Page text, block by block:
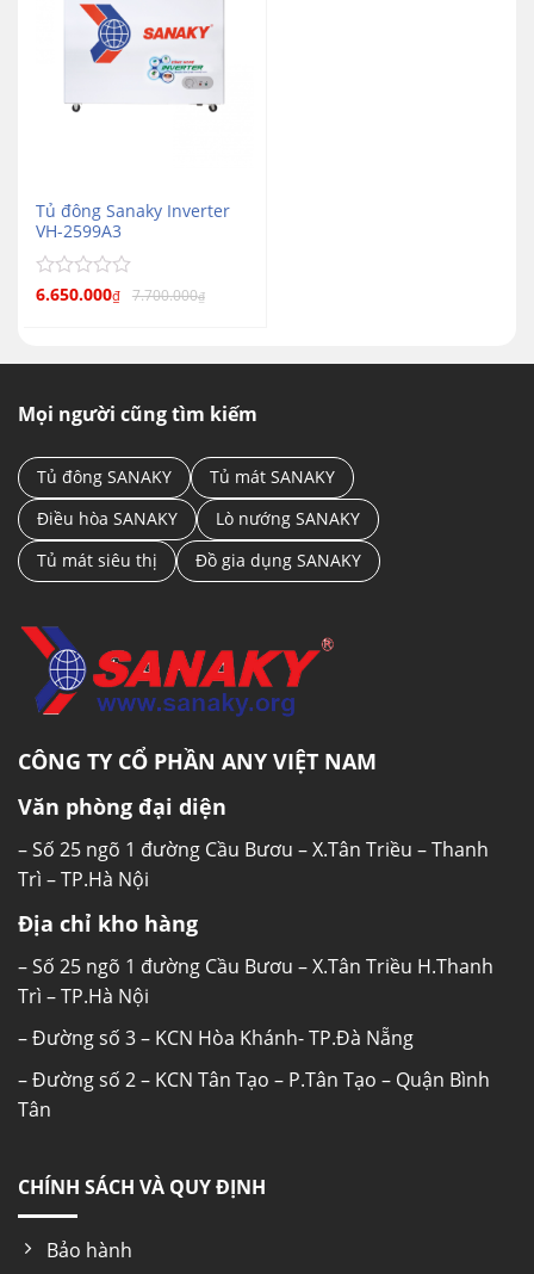
Tủ đông Sanaky Inverter
VH-2599A3
Được
5
6.650.000₫ 7.700.000₫
Mọi người cũng tìm kiếm
Tủ đông SANAKY
Tủ mát SANAKY
Điều hòa SANAKY
Lò nướng SANAKY
Tủ mát siêu thị
Đồ gia dụng SANAKY
CÔNG TY CỔ PHẦN ANY VIỆT NAM
Văn phòng đại diện
– Số 25 ngõ 1 đường Cầu Bươu – X.Tân Triều – Thanh
Trì – TP.Hà Nội
Địa chỉ kho hàng
– Số 25 ngõ 1 đường Cầu Bươu – X.Tân Triều H.Thanh
Trì – TP.Hà Nội
– Đường số 3 – KCN Hòa Khánh- TP.Đà Nẵng
– Đường số 2 – KCN Tân Tạo – P.Tân Tạo – Quận Bình
Tân
CHÍNH SÁCH VÀ QUY ĐỊNH
Bảo hành